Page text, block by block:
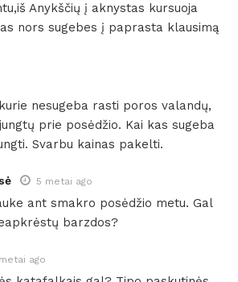
Anykščių į aknystas kursuoja
nors sugebes į paprasta klausimą
nesugeba rasti poros valandų,
prie posėdžio. Kai kas sugeba
Svarbu kainas pakelti.
5 metai ago
ant smakro posėdžio metu. Gal
barzdos?
ago